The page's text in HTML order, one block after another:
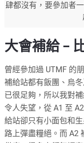
肆都沒有，要參加者
大會補給 –
曾經參加過 UTMF 的
補給站都有飯團、烏
已很足夠，所以我對
令人失望，從 A1 至
給站卻只有小面包和
路上彈盡糧絕。而 A2